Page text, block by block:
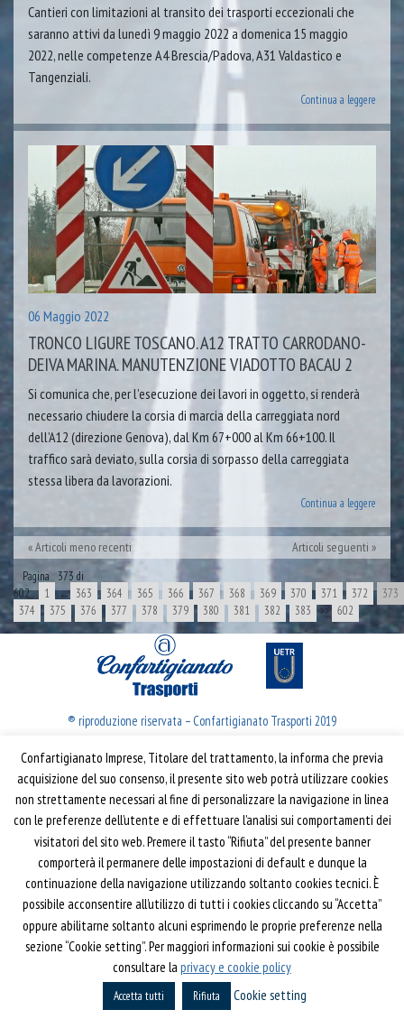
Cantieri con limitazioni al transito dei trasporti eccezionali che
saranno attivi da lunedì 9 maggio 2022 a domenica 15 maggio
2022, nelle competenze A4 Brescia/Padova, A31 Valdastico e
Tangenziali.
Continua a leggere
06 Maggio 2022
TRONCO LIGURE TOSCANO. A12 TRATTO CARRODANO-
DEIVA MARINA. MANUTENZIONE VIADOTTO BACAU 2
Si comunica che, per l’esecuzione dei lavori in oggetto, si renderà
necessario chiudere la corsia di marcia della carreggiata nord
dell’A12 (direzione Genova), dal Km 67+000 al Km 66+100. Il
traffico sarà deviato, sulla corsia di sorpasso della carreggiata
stessa libera da lavorazioni.
Continua a leggere
Articoli meno recenti Articoli seguenti
Pagina 373 di
602
1 ← 363 364 365 366 367 368 369 370 371 372
373
374
375 376 377 378 379 380 381 382 383 >> 602
® riproduzione riservata – Confartigianato Trasporti 2019
Confartigianato Trasporti
Via S. Giovanni in Laterano, 152 | 00184 Roma
T: 06 70374.275
trasporti@confartigianato.it
confartigianatotrasporti@pec.it
Privacy e Cookie Policy
Informativa
Riferimenti
Powered byHorace
Confartigianato Imprese, Titolare del trattamento, la informa che previa
acquisizione del suo consenso, il presente sito web potrà utilizzare cookies
non strettamente necessari al fine di personalizzare la navigazione in linea
con le preferenze dell’utente e di effettuare l’analisi sui comportamenti dei
visitatori del sito web. Premere il tasto “Rifiuta” del presente banner
comporterà il permanere delle impostazioni di default e dunque la
continuazione della navigazione utilizzando soltanto cookies tecnici. È
possibile acconsentire all’utilizzo di tutti i cookies cliccando su “Accetta”
oppure abilitarne soltanto alcuni esprimendo le proprie preferenze nella
sezione “Cookie setting”. Per maggiori informazioni sui cookie è possibile
consultare la privacy e cookie policy
Accetta tutti Rifiuta Cookie setting